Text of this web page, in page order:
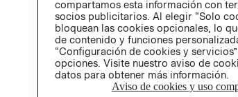
compartamos esta información con
socios publicitarios. Al elegir “Solo
bloquean las cookies opcionales, lo
de contenido y funciones
“Configuración de cookies y
opciones. Visite nuestro aviso de
datos para obtener más información.
Aviso de cookies y uso